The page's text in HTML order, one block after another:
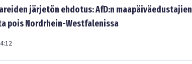
järjetön ehdotus: AfD:n maapäiväedustajien
pois Nordrhein-Westfalenissa